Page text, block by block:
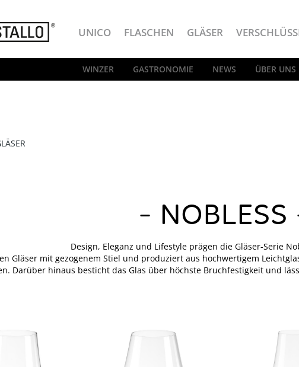
UNICO FLASCHEN GLÄSER
WINZER GASTRONOMIE NEWS ÜBER UNS
NOBLESS
Design, Eleganz und Lifestyle prägen die Gläser-Serie
Gläser mit gezogenem Stiel und produziert aus hochwertigem
Darüber hinaus besticht das Glas über höchste Bruchfestigkeit und